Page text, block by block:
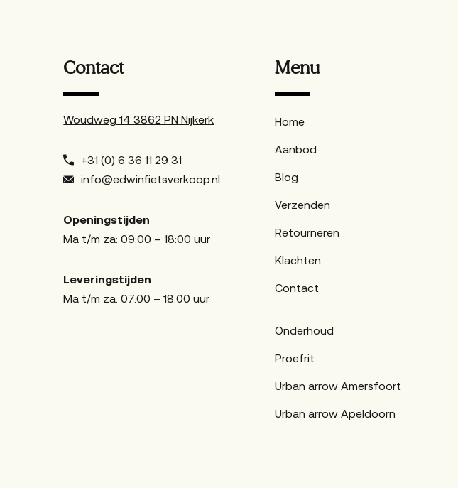
Contact
Woudweg 14 3862 PN Nijkerk
+31 (0) 6 36 11 29 31
info@edwinfietsverkoop.nl
Openingstijden
Ma t/m za: 09:00 – 18:00 uur
Leveringstijden
Ma t/m za: 07:00 – 18:00 uur
Menu
Home
Aanbod
Blog
Verzenden
Retourneren
Klachten
Contact
Onderhoud
Proefrit
Urban arrow Amersfoort
Urban arrow Apeldoorn